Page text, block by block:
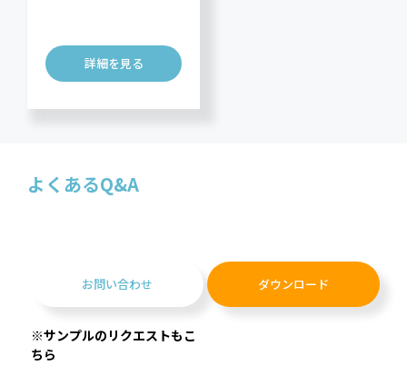
詳細を見る
よくあるQ&A
お問い合わせ
※サンプルのリクエストもこ
ちら
ダウンロード